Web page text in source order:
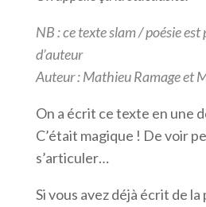
NB : ce texte slam / poésie
d’auteur
Auteur : Mathieu Ramage et
On a écrit ce texte en une
C’était magique ! De voir
s’articuler…
Si vous avez déjà écrit de la